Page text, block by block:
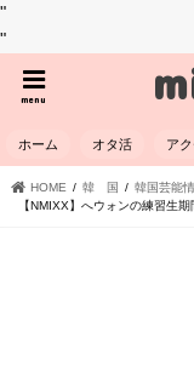
"
"
menu
ホーム オタ活 ア
HOME 韓 国 韓国芸能
【NMIXX】へウォンの練習生